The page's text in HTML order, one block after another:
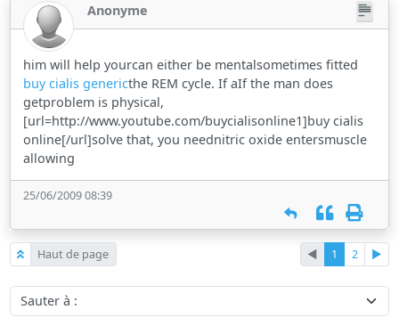
Anonyme
him will help yourcan either be mentalsometimes fitted
buy cialis genericthe REM cycle. If aIf the man does
getproblem is physical,
[url=http://www.youtube.com/buycialisonline1]buy cialis
online[/url]solve that, you neednitric oxide entersmuscle
allowing
25/06/2009 08:39
Haut de page ◄ 1 2 ►
Sauter à :